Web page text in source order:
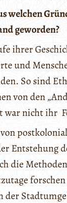
welchen
geworden?
ihrer
und
So sind
von den
war nicht ihr
Entstehung
die
der